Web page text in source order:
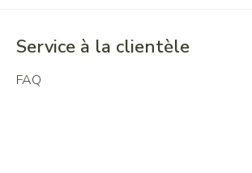
Service à la clientèle
FAQ